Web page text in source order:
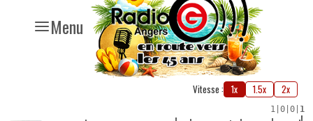
Menu
Vitesse : 1x 1.5x 2x
1 0 0 1